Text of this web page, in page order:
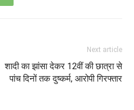
Next article
शादी का झांसा देकर 12वीं की छात्रा से
पांच दिनों तक दुष्कर्म, आरोपी गिरफ्तार